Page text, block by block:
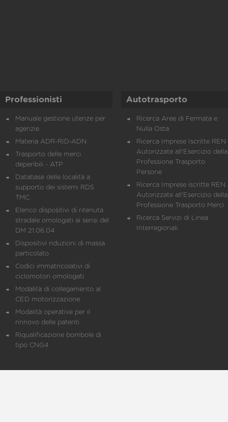
Professionisti
Manuale gestione utenze per
agenzie
Materia ADR-RID-ADN
Trasporto delle merci
deperibili - ATP
Database delle località a
supporto dei sistemi RDS
TMC
Elenco dispositivi di ritenuta
stradale omologati ai sensi del
DM 21.06.04
Dispositivi riduzioni di massa
particolato
Codici immatricolativi di
ciclomotori omologati
Modalità di collegamento al
CED motorizzazione
Modalità operative per il
rinnovo delle patenti
Riqualificazione bombole di
tipo CNG4
Autotrasporto
Ricerca Aree di Fermata e
Nulla Osta
Ricerca Imprese Iscritte REN
Autorizzate all'Esercizio della
Professione Trasporto
Persone
Ricerca Imprese iscritte REN
Autorizzate all'Esercizio della
Professione Trasporto Merci
Ricerca Servizi di Linea
Interregionali